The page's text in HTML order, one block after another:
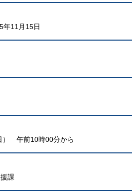
年11月15日
） 午前10時00分から
課